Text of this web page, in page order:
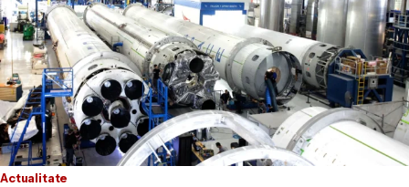
Actualitate